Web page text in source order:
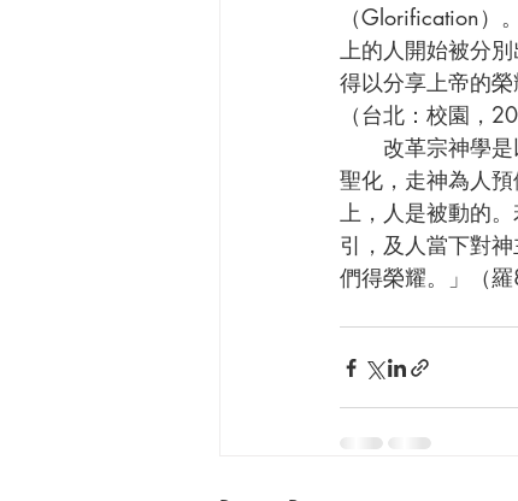
（Glorification）
上的人開始被分
得以分享上帝的
（台北：校園，
聖化，走神為人
上，人是被動的
引，及人當下對
們得榮耀。」（羅